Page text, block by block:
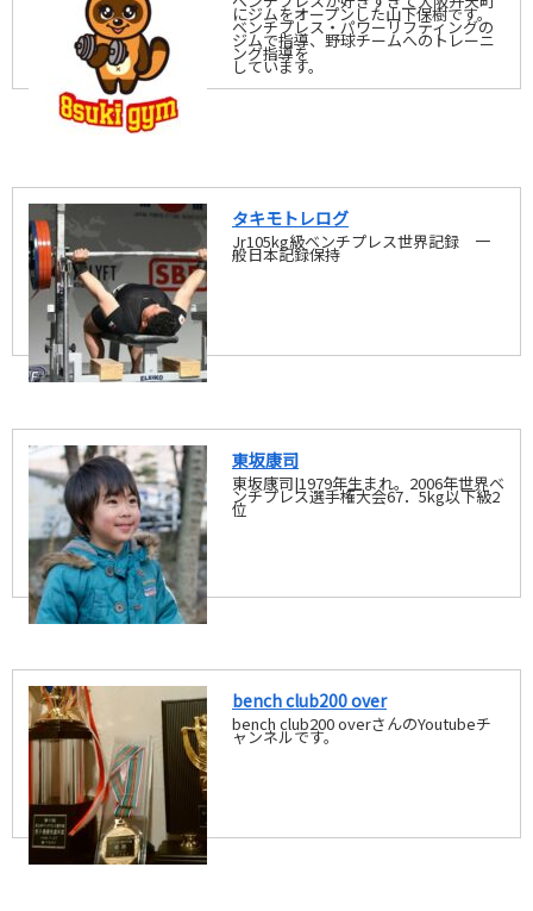
にジムをオープンした山下保樹です。
ベンチプレス・パワーリフティングの
ジムで指導、野球チームへのトレーニ
ング指導を
しています。
タキモトレログ
Jr105kg級ベンチプレス世界記録 一
般日本記録保持
東坂康司
東坂康司|1979年生まれ。2006年世界ベ
ンチプレス選手権大会67．5kg以下級2
位
bench club200 over
bench club200 overさんのYoutubeチ
ャンネルです。